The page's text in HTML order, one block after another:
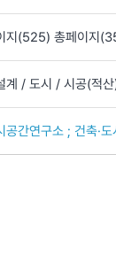
지(525) 총페이지(
계 / 도시 / 시공(적
공간연구소 ; 건축·